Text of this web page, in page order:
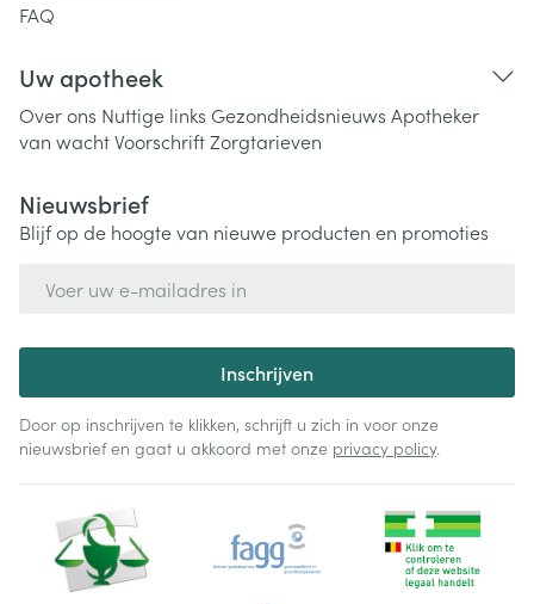
FAQ
Uw apotheek
Over ons Nuttige links Gezondheidsnieuws Apotheker
van wachtVoorschriftZorgtarieven
Nieuwsbrief
Blijf op de hoogte van nieuwe producten en promoties
Inschrijven
Door op inschrijven te klikken, schrijft u zich in voor onze
nieuwsbrief en gaat u akkoord met onze privacy policy.